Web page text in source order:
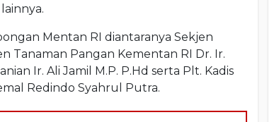
Mentan RI diantaranya Sekjen
Tanaman Pangan Kementan RI Dr. Ir.
Ir. Ali Jamil M.P. P.Hd serta Plt. Kadis
Redindo Syahrul Putra.